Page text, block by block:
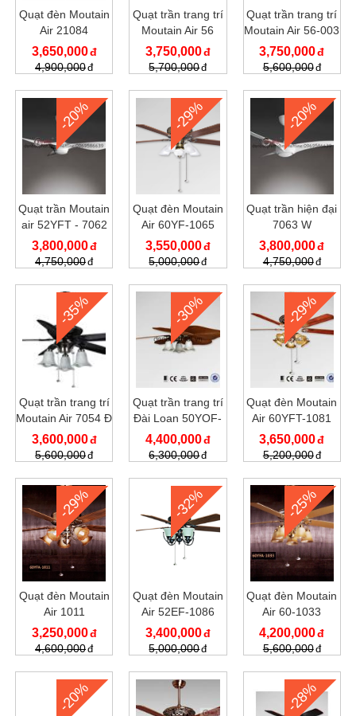
Quạt đèn Moutain
Air 21084
3,650,000
4,900,000
Quạt trần trang trí
Moutain Air 56
YFT-006
3,750,000
5,700,000
Quạt trần trang trí
Moutain Air 56-003
3,750,000
5,600,000
-20%
Quạt trần Moutain
air 52YFT - 7062
W
3,800,000
4,750,000
-29%
Quạt đèn Moutain
Air 60YF-1065
3,550,000
5,000,000
-20%
Quạt trần hiện đại
7063 W
3,800,000
4,750,000
-35%
Quạt trần trang trí
Moutain Air 7054 Đ
3,600,000
5,600,000
-30%
Quạt trần trang trí
Đài Loan 50YOF-
3039C
4,400,000
6,300,000
-29%
Quạt đèn Moutain
Air 60YFT-1081
3,650,000
5,200,000
-29%
Quạt đèn Moutain
Air 1011
3,250,000
4,600,000
-32%
Quạt đèn Moutain
Air 52EF-1086
3,400,000
5,000,000
-25%
Quạt đèn Moutain
Air 60-1033
4,200,000
5,600,000
-20% -28%